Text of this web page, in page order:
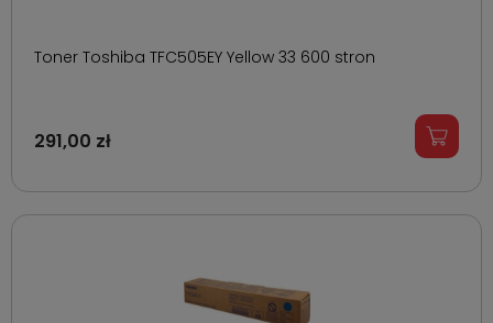
Toner Toshiba TFC505EY Yellow 33 600 stron
291,00 zł